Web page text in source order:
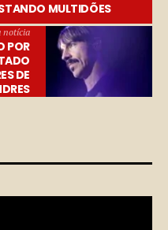
MULTIDÕES
notícia
POR
DE